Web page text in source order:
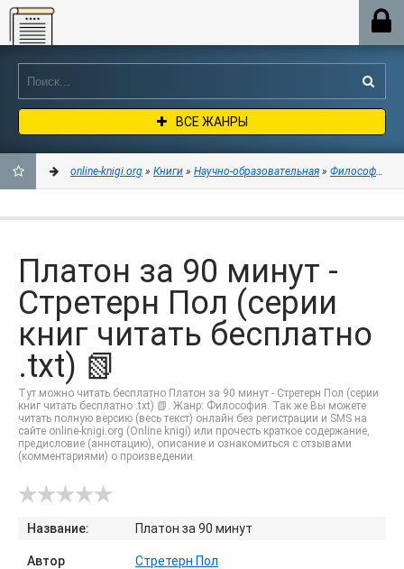
Online-knigi.org
ВСЕ ЖАНРЫ
ЗАКЛАДКИ
online-knigi.org » Книги » Научно-образовательная » Философия
Платон за 90 минут -
Стретерн Пол (серии
книг читать бесплатно
.txt) 📗
Тут можно читать бесплатно Платон за 90 минут - Стретерн Пол (серии
книг читать бесплатно .txt) 📗. Жанр: Философия. Так же Вы можете
читать полную версию (весь текст) онлайн без регистрации и SMS на
сайте online-knigi.org (Online knigi) или прочесть краткое содержание,
предисловие (аннотацию), описание и ознакомиться с отзывами
(комментариями) о произведении.
Название: Платон за 90 минут
Автор Стретерн Пол